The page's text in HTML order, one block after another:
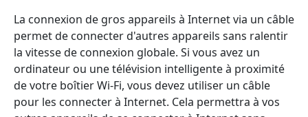
La connexion de gros appareils à Internet via un câble
permet de connecter d'autres appareils sans ralentir
la vitesse de connexion globale. Si vous avez un
ordinateur ou une télévision intelligente à proximité
de votre boîtier Wi-Fi, vous devez utiliser un câble
pour les connecter à Internet. Cela permettra à vos